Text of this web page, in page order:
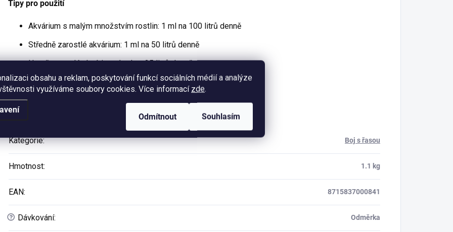
obsahu a reklam, poskytování funkcí sociálních médií a analýze
využíváme soubory cookies. Více informací zde.
Odmítnout Souhlasím
Tipy pro použití
Akvárium s malým množstvím rostlin: 1 ml na 100 litrů denně
Středně zarostlé akvárium: 1 ml na 50 litrů denně
Hustě zarostlé akvárium: 1 ml na 25 litrů denně
Doplňkové parametry
Kategorie: Boj s řasou
Hmotnost: 1.1 kg
EAN: 8715837000841
? Dávkování: Odměrka